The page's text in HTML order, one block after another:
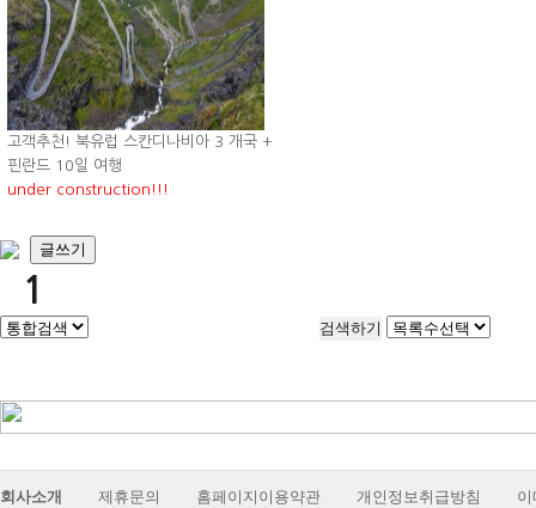
고객추천! 북유럽 스칸디나비아 3 개국 +
핀란드 10일 여행
under construction!!!
글쓰기
1
회사소개 제휴문의 홈페이지이용약관 개인정보취급방침